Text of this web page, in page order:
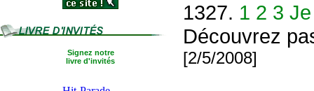
Signez notre
livre d'invités
1327. 1 2 3
Découvrez
[2/5/2008]